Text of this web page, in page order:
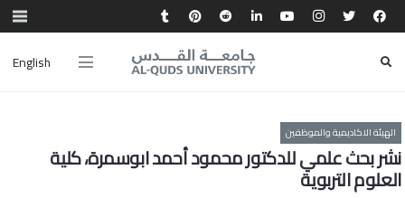
English
الهيئة الاكاديمية والموظفين
نشر بحث علمي للدكتور محمود أحمد ابوسمرة، كلية
العلوم التربوية